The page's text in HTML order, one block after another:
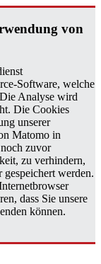
von
Software, welche
Analyse wird
Die Cookies
unserer
Matomo in
zuvor
zu verhindern,
werden.
dass Sie unsere
können.